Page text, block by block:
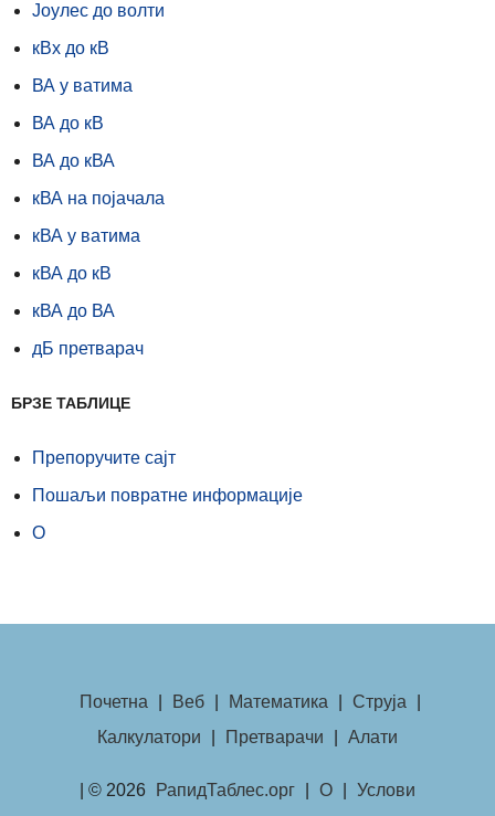
Јоулес до волти
кВх до кВ
ВА у ватима
ВА до кВ
ВА до кВА
кВА на појачала
кВА у ватима
кВА до кВ
кВА до ВА
дБ претварач
БРЗЕ ТАБЛИЦЕ
Препоручите сајт
Пошаљи повратне информације
О
Почетна Веб Математика Струја
Калкулатори
Претварачи Алати
| © 2026 РапидТаблес.орг О Услови